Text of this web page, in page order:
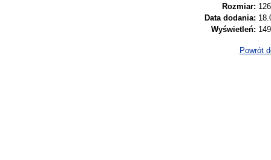
Rozmiar:
Data dodania:
Wyświetleń:
Powrót